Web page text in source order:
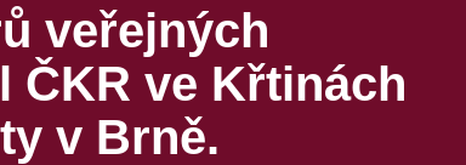
veřejných
ČKR ve Křtinách
v Brně.